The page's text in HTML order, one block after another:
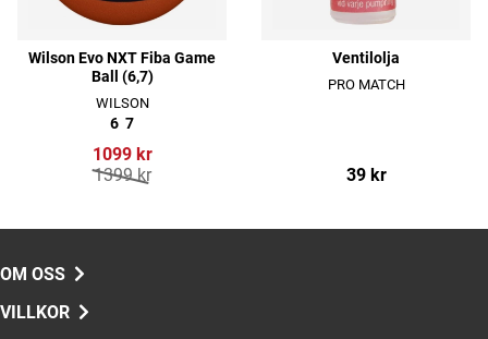
Wilson Evo NXT Fiba Game
Ball (6,7)
WILSON
6 7
1099 kr
1399 kr
Ventilolja
PRO MATCH
39 kr
OM OSS
VILLKOR